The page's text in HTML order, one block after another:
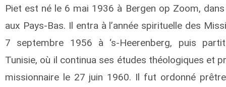
Piet est né le 6 mai 1936 à Bergen op Zoom,
aux Pays-Bas. Il entra à l’année spirituelle des
7 septembre 1956 à ‘s-Heerenberg, puis
Tunisie, où il continua ses études théologiques et
missionnaire le 27 juin 1960. Il fut ordonné